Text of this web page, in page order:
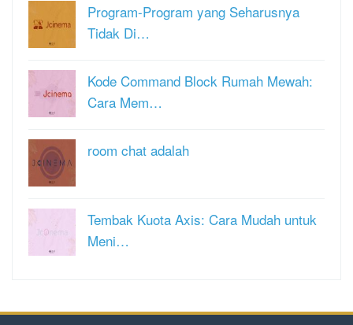
Program-Program yang Seharusnya
Tidak Di…
Kode Command Block Rumah Mewah:
Cara Mem…
room chat adalah
Tembak Kuota Axis: Cara Mudah untuk
Meni…